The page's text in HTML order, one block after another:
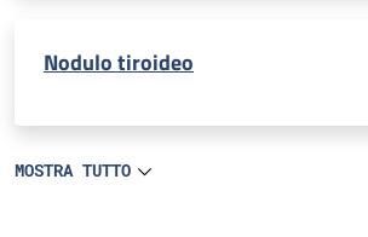
Nodulo tiroideo
MOSTRA TUTTO